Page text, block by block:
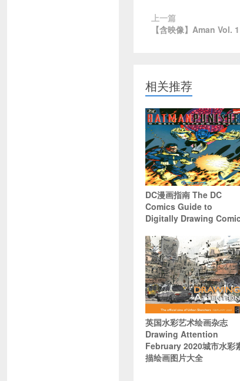
上一篇
【含映像】Aman Vol.
相关推荐
DC漫画指南 The DC
Comics Guide to
Digitally Drawing
英国水彩艺术绘画杂志
Drawing Attention
February 2020城市水彩
描绘画图片大全